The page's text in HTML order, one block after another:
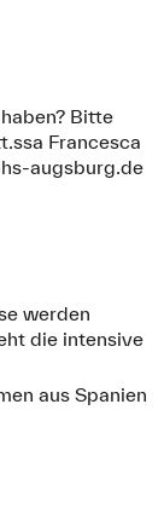
Bitte
Francesca
augsburg.de
werden
die intensive
aus Spanien